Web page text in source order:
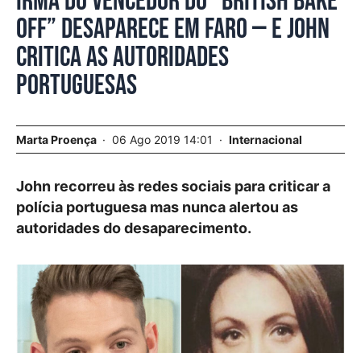
Off” desaparece em Faro — e John
critica as autoridades
portuguesas
Marta Proença 06 Ago 2019 14:01 Internacional
John recorreu às redes sociais para criticar a
polícia portuguesa mas nunca alertou as
autoridades do desaparecimento.